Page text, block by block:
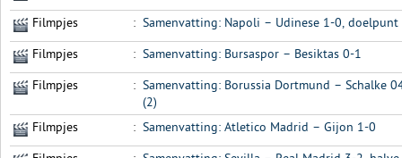
Filmpjes : Samenvatting: Napoli – Udinese 1-0,
Filmpjes : Samenvatting: Bursaspor – Besiktas 0-1
Filmpjes : Samenvatting: Borussia Dortmund – Schalke
(2)
Filmpjes
: Samenvatting: Atletico Madrid – Gijon 1-0